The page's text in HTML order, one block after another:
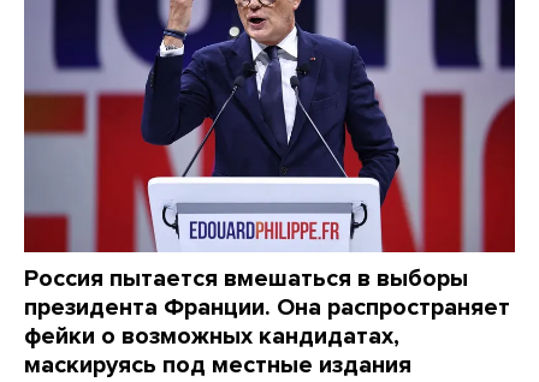
Россия пытается вмешаться в выборы
президента Франции. Она распространяет
фейки о возможных кандидатах,
маскируясь под местные издания